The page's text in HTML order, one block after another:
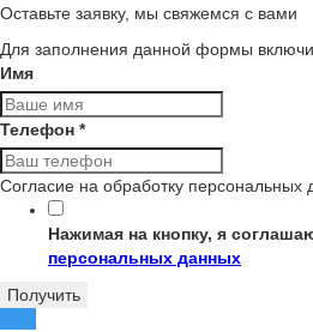
Оставьте заявку, мы свяжемся с вами
Для заполнения данной формы
Имя
Телефон *
Согласие на обработку персональных
Нажимая на кнопку, я
персональных данных
Получить